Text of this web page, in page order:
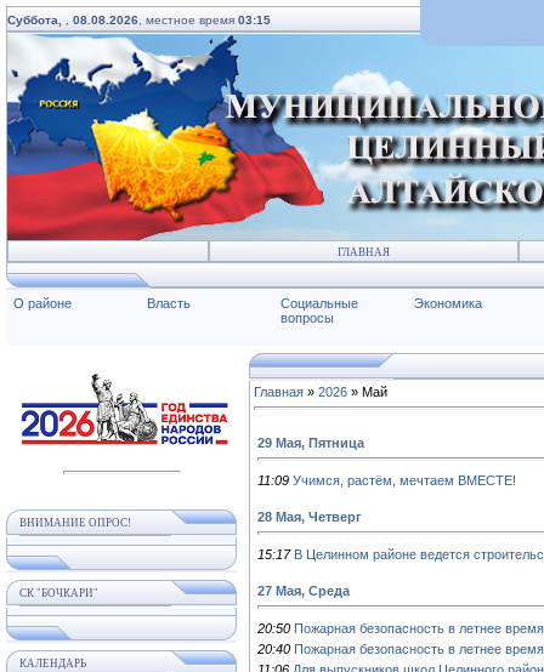
Суббота, 08.08.2026 , местное время 03:15
ГЛАВНАЯ
О районе Власть
Социальные
вопросы
Экономика
ВНИМАНИЕ ОПРОС!
СК "БОЧКАРИ"
КАЛЕНДАРЬ
Главная » 2026 » Май
29 Мая, Пятница
11:09 Учимся, растём, мечтаем ВМЕСТЕ!
28 Мая, Четверг
15:17 В Целинном районе ведется
27 Мая, Среда
20:50 Пожарная безопасность в летнее время
20:40 Пожарная безопасность в летнее время